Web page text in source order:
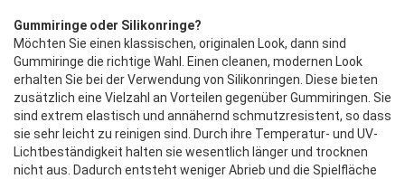
Gummiringe oder Silikonringe?
Möchten Sie einen klassischen, originalen Look, dann sind
Gummiringe die richtige Wahl. Einen cleanen, modernen Look
erhalten Sie bei der Verwendung von Silikonringen. Diese bieten
zusätzlich eine Vielzahl an Vorteilen gegenüber Gummiringen. Sie
sind extrem elastisch und annähernd schmutzresistent, so dass
sie sehr leicht zu reinigen sind. Durch ihre Temperatur- und UV-
Lichtbeständigkeit halten sie wesentlich länger und trocknen
nicht aus. Dadurch entsteht weniger Abrieb und die Spielfläche